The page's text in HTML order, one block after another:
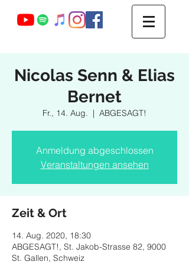
Webmaster Login
Nicolas Senn & Elias
Bernet
Fr., 14. Aug.
  |
ABGESAGT!
Anmeldung abgeschlossen
Veranstaltungen ansehen
Zeit & Ort
14. Aug. 2020, 18:30
ABGESAGT!, St. Jakob-Strasse 82, 9000
St. Gallen, Schweiz